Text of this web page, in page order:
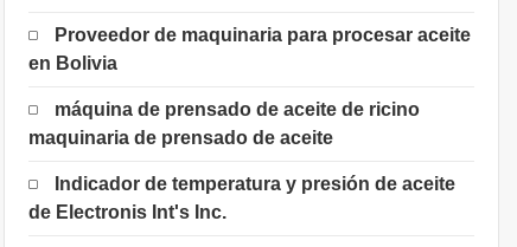
Proveedor de maquinaria para procesar aceite
en Bolivia
máquina de prensado de aceite de ricino
maquinaria de prensado de aceite
Indicador de temperatura y presión de aceite
de Electronis Int's Inc.